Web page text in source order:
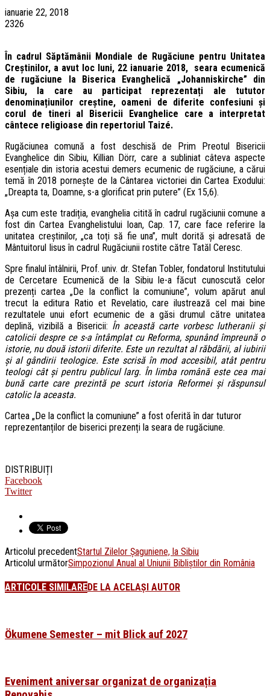
ianuarie 22, 2018
2326
În cadrul Săptămânii Mondiale de Rugăciune pentru Unitatea
Creștinilor, a avut loc luni, 22 ianuarie 2018, seara ecumenică
de rugăciune la Biserica Evanghelică „Johanniskirche” din
Sibiu, la care au participat reprezentați ale tututor
denominațiunilor creștine, oameni de diferite confesiuni și
corul de tineri al Bisericii Evanghelice care a interpretat
cântece religioase din repertoriul Taizé.
Rugăciunea comună a fost deschisă de Prim Preotul Bisericii
Evanghelice din Sibiu, Killian Dörr, care a subliniat câteva aspecte
esențiale din istoria acestui demers ecumenic de rugăciune, a cărui
temă în 2018 pornește de la Cântarea victoriei din Cartea Exodului:
„Dreapta ta, Doamne, s-a glorificat prin putere” (Ex 15,6).
Așa cum este tradiția, evanghelia citită în cadrul rugăciunii comune a
fost din Cartea Evanghelistului Ioan, Cap. 17, care face referire la
unitatea creștinilor, „ca toți să fie una”, mult dorită și adresată de
Mântuitorul Iisus în cadrul Rugăciunii rostite către Tatăl Ceresc.
Spre finalul întâlnirii, Prof. univ. dr. Stefan Tobler, fondatorul Institutului
de Cercetare Ecumenică de la Sibiu le-a făcut cunoscută celor
prezenți cartea „De la conflict la comuniune”, volum apărut anul
trecut la editura Ratio et Revelatio, care ilustrează cel mai bine
rezultatele unui efort ecumenic de a găsi drumul către unitatea
deplină, vizibilă a Bisericii: În această carte vorbesc lutheranii și
catolicii despre ce s-a întâmplat cu Reforma, spunând împreună o
istorie, nu două istorii diferite. Este un rezultat al răbdării, al iubirii
și al gândirii teologice. Este scrisă în mod accesibil, atât pentru
teologi cât și pentru publicul larg. În limba română este cea mai
bună carte care prezintă pe scurt istoria Reformei și răspunsul
catolic la aceasta.
Cartea „De la conflict la comuniune” a fost oferită în dar tuturor
reprezentanților de biserici prezenți la seara de rugăciune.
DISTRIBUIȚI
Facebook
Twitter
Articolul precedentStartul Zilelor Șaguniene, la Sibiu
Articolul următorSimpozionul Anual al Uniunii Bibliștilor din România
ARTICOLE SIMILAREDE LA ACELAȘI AUTOR
Ökumene Semester – mit Blick auf 2027
Eveniment aniversar organizat de organizația